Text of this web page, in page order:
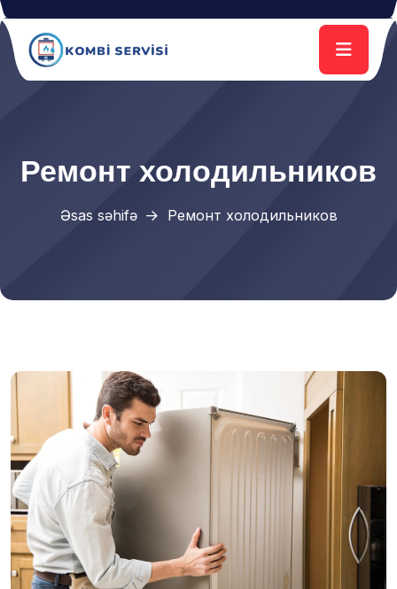
Ремонт холодильников
Əsas səhifə Ремонт холодильников